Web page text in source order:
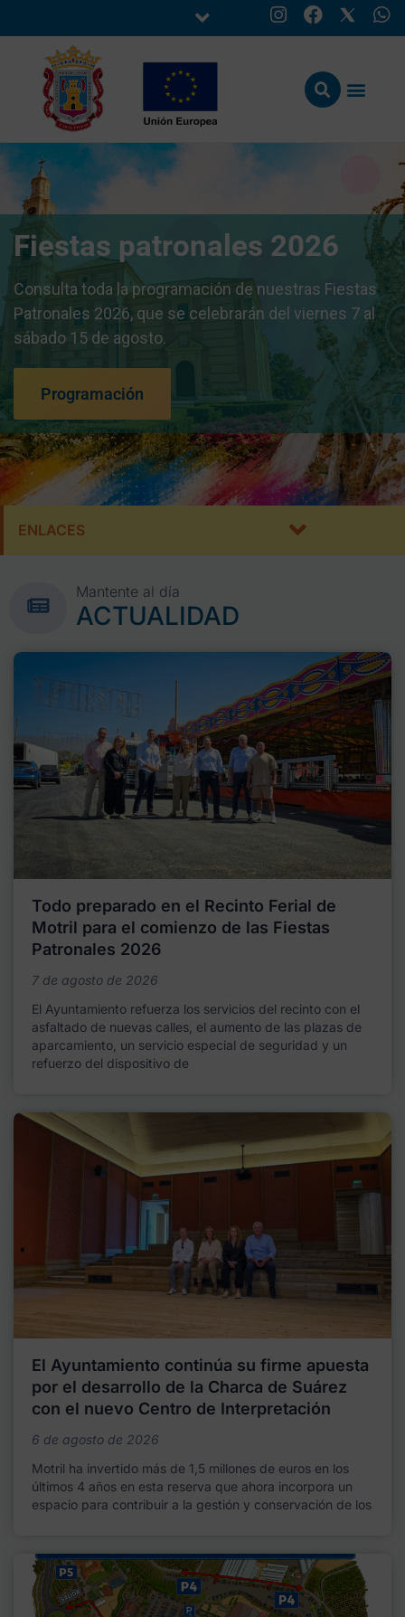
Fiestas patronales 2026
Consulta toda la programación de nuestras Fiestas
Patronales 2026, que se celebrarán del viernes 7 al
sábado 15 de agosto.
Programación
ENLACES
Mantente al día
ACTUALIDAD
Todo preparado en el Recinto Ferial de
Motril para el comienzo de las Fiestas
Patronales 2026
7 de agosto de 2026
El Ayuntamiento refuerza los servicios del recinto con el
asfaltado de nuevas calles, el aumento de las plazas de
aparcamiento, un servicio especial de seguridad y un
refuerzo del dispositivo de
El Ayuntamiento continúa su firme apuesta
por el desarrollo de la Charca de Suárez
con el nuevo Centro de Interpretación
6 de agosto de 2026
Motril ha invertido más de 1,5 millones de euros en los
últimos 4 años en esta reserva que ahora incorpora un
espacio para contribuir a la gestión y conservación de los